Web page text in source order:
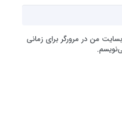
من در مرورگر برای زمانی